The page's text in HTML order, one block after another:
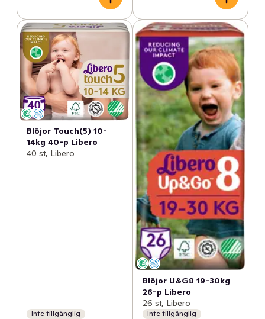
Blöjor Touch(5) 10-
14kg 40-p Libero
40 st, Libero
Inte tillgänglig
Blöjor U&G8 19-30kg
26-p Libero
26 st, Libero
Inte tillgänglig